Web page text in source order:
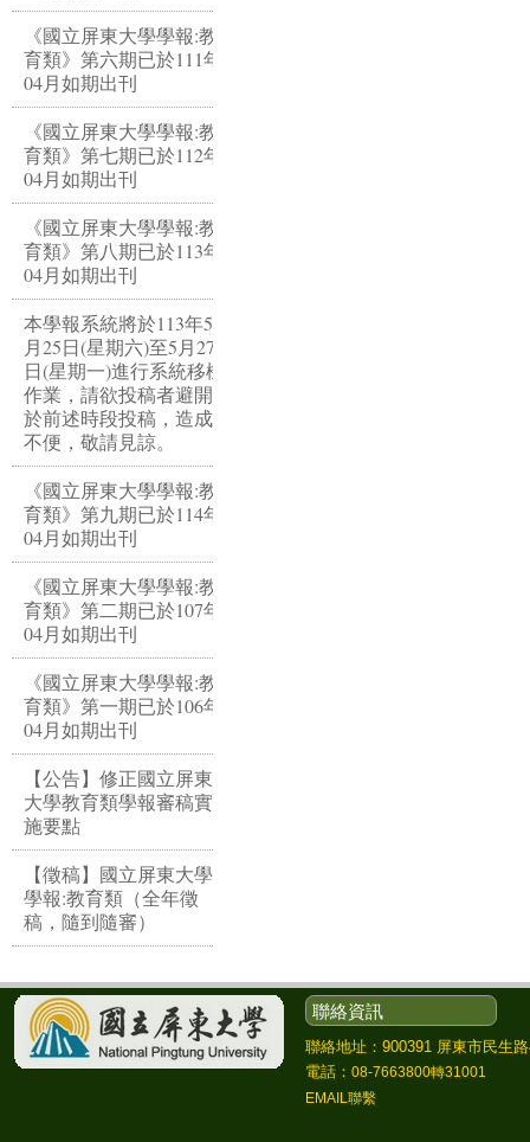
《國立屏東大學學報:教
育類》第六期已於111年
04月如期出刊
《國立屏東大學學報:教
育類》第七期已於112年
04月如期出刊
《國立屏東大學學報:教
育類》第八期已於113年
04月如期出刊
本學報系統將於113年5
月25日(星期六)至5月27
日(星期一)進行系統移機
作業，請欲投稿者避開
於前述時段投稿，造成
不便，敬請見諒。
《國立屏東大學學報:教
育類》第九期已於114年
04月如期出刊
《國立屏東大學學報:教
育類》第二期已於107年
04月如期出刊
《國立屏東大學學報:教
育類》第一期已於106年
04月如期出刊
【公告】修正國立屏東
大學教育類學報審稿實
施要點
【徵稿】國立屏東大學
學報:教育類（全年徵
稿，隨到隨審）
聯絡資訊
聯絡地址：900391 屏東市民生
電話： 08-7663800轉31001
EMAIL聯繫